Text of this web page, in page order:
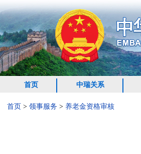
首页 中瑞关系
首页 > 领事服务 > 养老金资格审核